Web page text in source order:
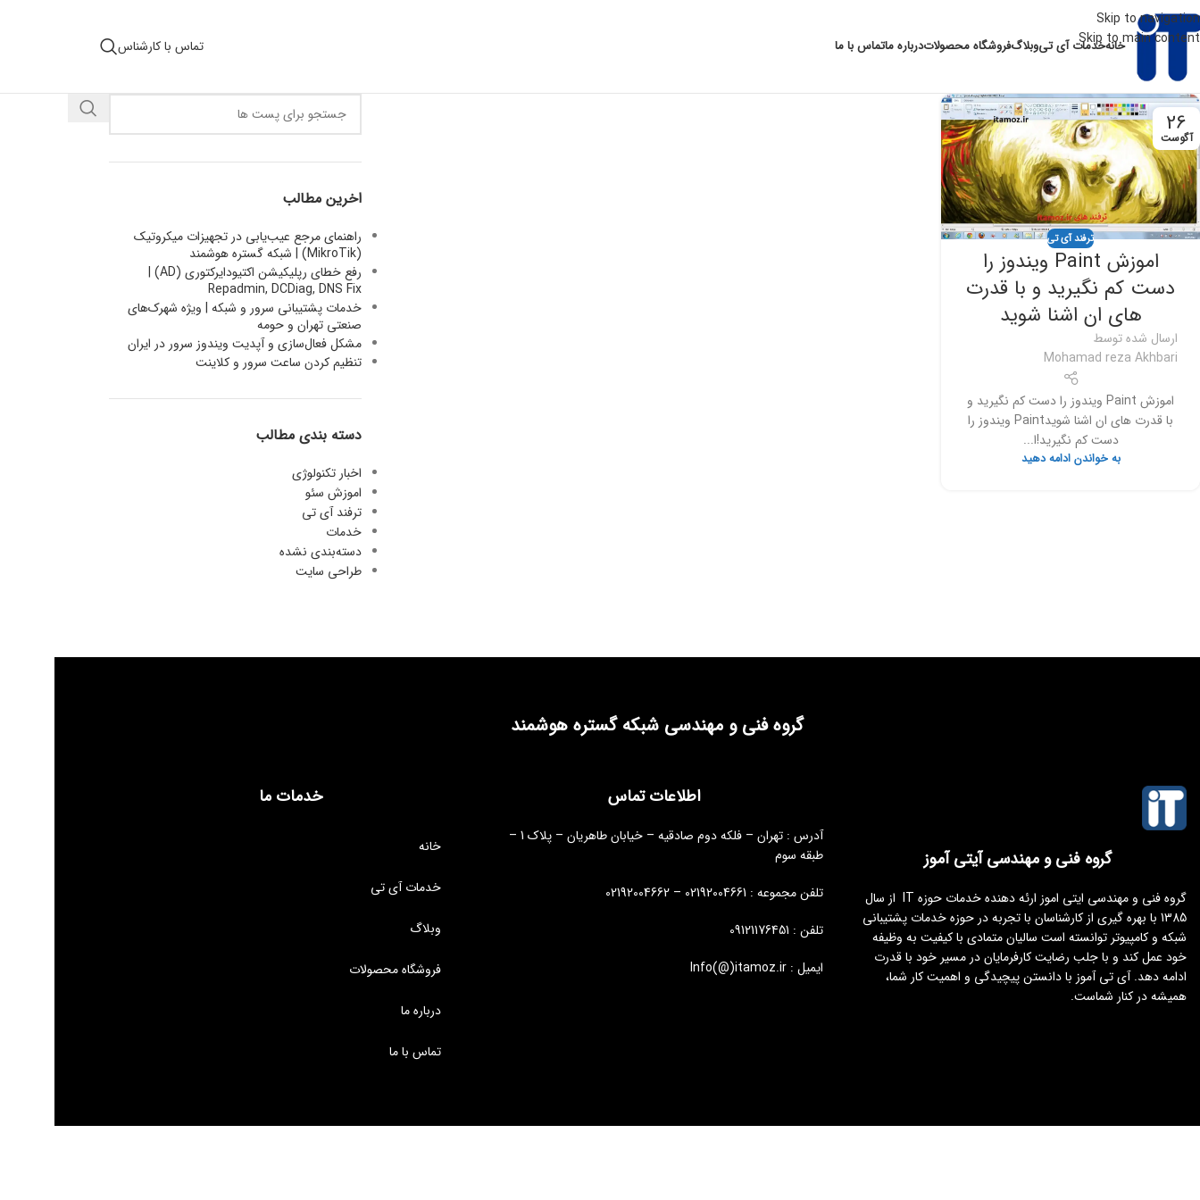
Skip to navigation
Skip to main content
خانهخدمات آی تیوبلاگفروشگاه محصولاتدرباره ماتماس با ما تماس با کارشناس
26
آگوست
ترفند آی تی
اموزش Paint ویندوز را
دست کم نگیرید و با قدرت
های ان اشنا شوید
ارسال شده توسط
Mohamad reza Akhbari
اموزش Paint ویندوز را دست کم نگیرید و
با قدرت های ان اشنا شویدPaint ویندوز را
دست کم نگیرید!ا...
به خواندن ادامه دهید
اخرین مطالب
راهنمای مرجع عیب‌یابی در تجهیزات میکروتیک
(MikroTik) | شبکه گستره هوشمند
رفع خطای رپلیکیشن اکتیودایرکتوری (AD) |
Repadmin, DCDiag, DNS Fix
خدمات پشتیبانی سرور و شبکه | ویژه شهرک‌های
صنعتی تهران و حومه
مشکل فعال‌سازی و آپدیت ویندوز سرور در ایران
تنظیم کردن ساعت سرور و کلاینت
دسته بندی مطالب
اخبار تکنولوژی
اموزش سئو
ترفند آی تی
خدمات
دسته‌بندی نشده
طراحی سایت
گروه فنی و مهندسی شبکه گستره هوشمند
گروه فنی و مهندسی آیتی آموز
گروه فنی و مهندسی ایتی اموز ارئه دهنده خدمات حوزه IT از سال
1385 با بهره گیری از کارشناسان با تجربه در حوزه خدمات پشتیبانی
شبکه و کامپیوتر توانسته است سالیان متمادی با کیفیت به وظیفه
خود عمل کند و با جلب رضایت کارفرمایان در مسیر خود با قدرت
ادامه دهد. آی تی آموز با دانستن پیچیدگی و اهمیت کار شما،
همیشه در کنار شماست.
اطلاعات تماس
آدرس : تهران – فلکه دوم صادقیه – خیابان طاهریان – پلاک 1 –
طبقه سوم
تلفن مجموعه : 02192004661 – 02192004662
تلفن : 09121176451
ایمیل : Info(@)itamoz.ir
خدمات ما
خانه
خدمات آی تی
وبلاگ
فروشگاه محصولات
درباره ما
تماس با ما